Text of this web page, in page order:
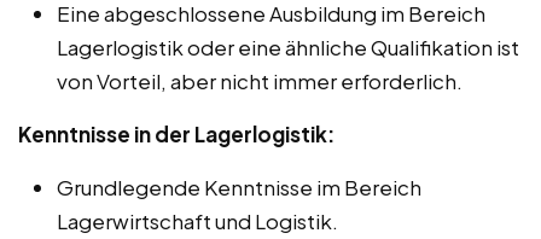
Eine abgeschlossene Ausbildung im Bereich
Lagerlogistik oder eine ähnliche Qualifikation ist
von Vorteil, aber nicht immer erforderlich.
Kenntnisse in der Lagerlogistik:
Grundlegende Kenntnisse im Bereich
Lagerwirtschaft und Logistik.